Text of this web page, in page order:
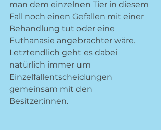
man dem einzelnen Tier in diesem
Fall noch einen Gefallen mit einer
Behandlung tut oder eine
Euthanasie angebrachter wäre.
Letztendlich geht es dabei
natürlich immer um
Einzelfallentscheidungen
gemeinsam mit den
Besitzer:innen.